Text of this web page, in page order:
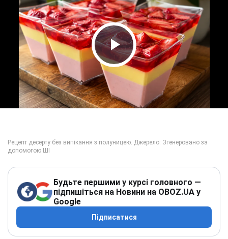
Play Video
Будьте першими у курсі головного —
підпишіться на Новини на OBOZ.UA у
Google
Підписатися